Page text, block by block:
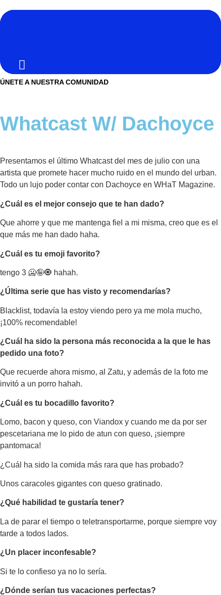
al
Noticias
Entrevistas
Cultura
Mix series
Barras Del Mes
Música
NO SOMOS CHAT GPT, PERO IGUAL TAMBIÉN TE
ÚNETE A NUESTRA COMUNIDAD
Whatcast W/ Dachoyce
Presentamos el último Whatcast del mes de julio con una
artista que promete hacer mucho ruido en el mundo del urban.
Todo un lujo poder contar con Dachoyce en WHaT Magazine.
¿Cuál es el mejor consejo que te han dado?
Que ahorre y que me mantenga fiel a mi misma, creo que es el
que más me han dado haha.
¿Cuál es tu emoji favorito?
tengo 3 🥶🤪🧿 hahah.
¿Última serie que has visto y recomendarías?
Blacklist, todavía la estoy viendo pero ya me mola mucho,
¡100% recomendable!
¿Cuál ha sido la persona más reconocida a la que le has
pedido una foto?
Que recuerde ahora mismo, al Zatu, y además de la foto me
invitó a un porro hahah.
¿Cuál es tu bocadillo favorito?
Lomo, bacon y queso, con Viandox y cuando me da por ser
pescetariana me lo pido de atun con queso, ¡siempre
pantomaca!
¿Cuál ha sido la comida más rara que has probado?
Unos caracoles gigantes con queso gratinado.
¿Qué habilidad te gustaría tener?
La de parar el tiempo o teletransportarme, porque siempre voy
tarde a todos lados.
¿Un placer inconfesable?
Si te lo confieso ya no lo sería.
¿Dónde serían tus vacaciones perfectas?